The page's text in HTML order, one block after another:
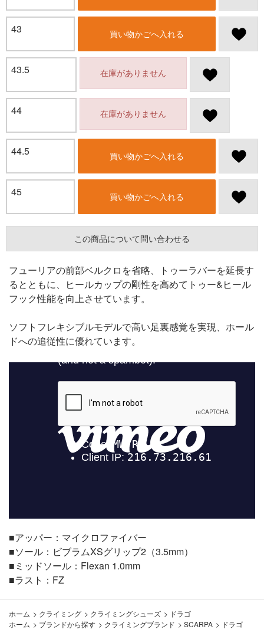
43 買い物かごへ入れる
43.5 在庫がありません
44 在庫がありません
44.5 買い物かごへ入れる
45 買い物かごへ入れる
この商品について問い合わせる
フューリアの前部ベルクロを省略、トゥーラバーを延長す
るとともに、ヒールカップの剛性を高めてトゥー&ヒール
フック性能を向上させています。
ソフトフレキシブルモデルで高い足裏感覚を実現、ホール
ドへの追従性に優れています。
■アッパー：マイクロファイバー
■ソール：ビブラムXSグリップ2（3.5mm）
■ミッドソール：Flexan 1.0mm
■ラスト：FZ
ホーム > クライミング > クライミングシューズ > ドラゴ
ホーム > ブランドから探す > クライミングブランド > SCARPA > ドラゴ